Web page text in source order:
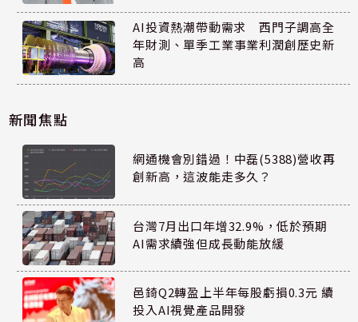
AI投資熱潮帶動需求 西門子調高全
年財測、單季工業事業利潤創歷史新
高
新聞焦點
網通機會別錯過！中磊(5388)營收再
創新高，這波能走多久？
台灣7月出口年增32.9%，低於預期
AI需求續強但成長動能放緩
邑錡Q2轉盈上半年每股虧損0.3元 續
投入AI視覺產品開發